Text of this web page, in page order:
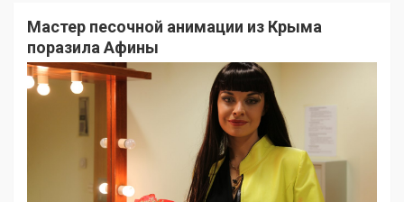
Мастер песочной анимации из Крыма
поразила Афины